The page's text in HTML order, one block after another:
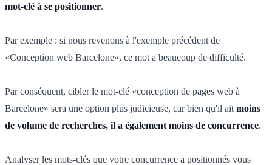
mot-clé à se positionner.
Par exemple : si nous revenons à l'exemple précédent de
«Conception web Barcelone», ce mot a beaucoup de difficulté.
Par conséquent, cibler le mot-clé «conception de pages web à
Barcelone» sera une option plus judicieuse, car bien qu'il ait moins
de volume de recherches, il a également moins de concurrence.
Analyser les mots-clés que votre concurrence a positionnés vous